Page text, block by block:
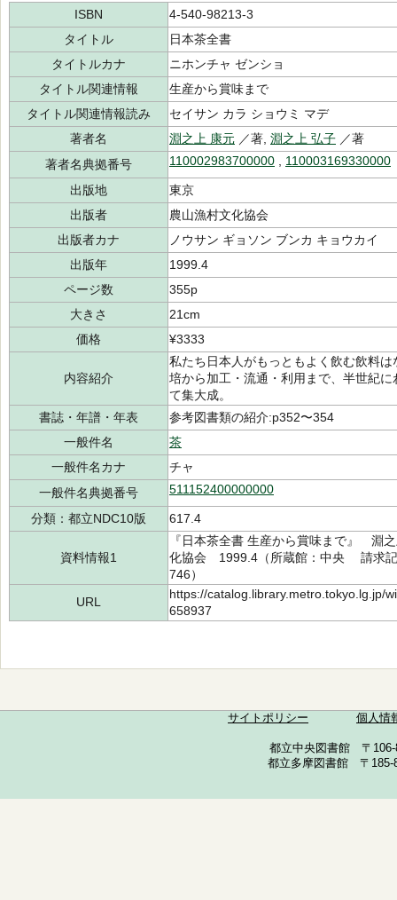
ISBN
4-540-98213-3
タイトル
日本茶全書
タイトルカナ
ニホンチャ ゼンショ
タイトル関連情報
生産から賞味まで
タイトル関連情報読み
セイサン カラ ショウミ マデ
著者名
淵之上 康元 ／著, 淵之上 弘子 ／著
著者名典拠番号
110002983700000 110003169330000
出版地
東京
出版者
農山漁村文化協会
出版者カナ
ノウサン ギョソン ブンカ キョウカイ
出版年
1999.4
ページ数
355p
大きさ
21cm
価格
¥3333
内容紹介
私たち日本人がもっともよく飲む飲料
培から加工・流通・利用まで、半世紀
て集大成。
書誌・年譜・年表
参考図書類の紹介:p352〜354
一般件名
茶
一般件名カナ
チャ
一般件名典拠番号
511152400000000
分類：都立NDC10版 617.4
資料情報1
『日本茶全書 生産から賞味まで』 淵
化協会 1999.4（所蔵館：中央 請求
746）
URL
https://catalog.library.metro.tokyo.lg.jp/
658937
サイトポリシー 個人情
都立中央図書館 〒
都立多摩図書館 〒185-